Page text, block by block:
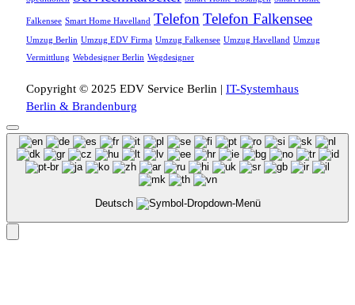
Falkensee Smart Home Havelland Telefon Telefon Falkensee
Umzug Berlin Umzug EDV Firma Umzug Falkensee Umzug Havelland Umzug
Vermittlung Webdesigner Berlin Wegdesigner
Copyright © 2025 EDV Service Berlin | IT-Systemhaus
Berlin & Brandenburg
Deutsch